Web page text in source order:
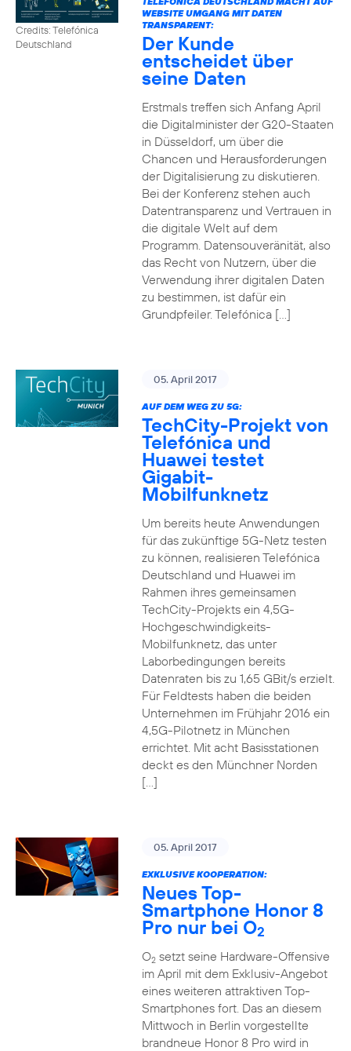
Credits: Telefónica
Deutschland
WEBSITE UMGANG MIT DATEN
TRANSPARENT:
Der Kunde
entscheidet über
seine Daten
Erstmals treffen sich Anfang April
die Digitalminister der G20-Staaten
in Düsseldorf, um über die
Chancen und Herausforderungen
der Digitalisierung zu diskutieren.
Bei der Konferenz stehen auch
Datentransparenz und Vertrauen in
die digitale Welt auf dem
Programm. Datensouveränität, also
das Recht von Nutzern, über die
Verwendung ihrer digitalen Daten
zu bestimmen, ist dafür ein
Grundpfeiler. Telefónica […]
05. April 2017
AUF DEM WEG ZU 5G:
TechCity-Projekt von
Telefónica und
Huawei testet
Gigabit-
Mobilfunknetz
Um bereits heute Anwendungen
für das zukünftige 5G-Netz testen
zu können, realisieren Telefónica
Deutschland und Huawei im
Rahmen ihres gemeinsamen
TechCity-Projekts ein 4,5G-
Hochgeschwindigkeits-
Mobilfunknetz, das unter
Laborbedingungen bereits
Datenraten bis zu 1,65 GBit/s erzielt.
Für Feldtests haben die beiden
Unternehmen im Frühjahr 2016 ein
4,5G-Pilotnetz in München
errichtet. Mit acht Basisstationen
deckt es den Münchner Norden
[…]
05. April 2017
EXKLUSIVE KOOPERATION:
Neues Top-
Smartphone Honor 8
Pro nur bei O2
O2setzt seine Hardware-Offensive
im April mit dem Exklusiv-Angebot
eines weiteren attraktiven Top-
Smartphones fort. Das an diesem
Mittwoch in Berlin vorgestellte
brandneue Honor 8 Pro wird in